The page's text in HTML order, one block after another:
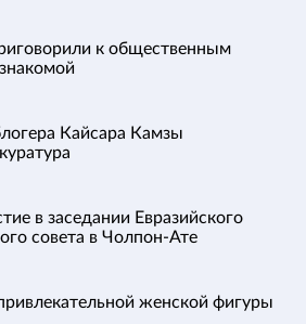
к общественным
Кайсара Камзы
в заседании Евразийского
совета в Чолпон-Ате
женской фигуры